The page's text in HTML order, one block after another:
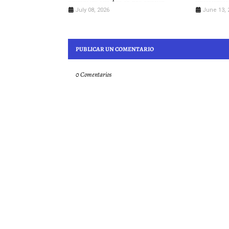
July 08, 2026 June 13,
PUBLICAR UN COMENTARIO
0 Comentarios